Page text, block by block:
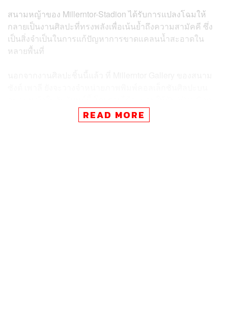
สนามหญ้าของ Millerntor-Stadion ได้รับการแปลงโฉมให้
กลายเป็นงานศิลปะที่ทรงพลังเพื่อเน้นย้ำถึงความสามัคคี ซึ่ง
เป็นสิ่งจำเป็นในการแก้ปัญหาการขาดแคลนน้ำสะอาดใน
หลายพื้นที่
READ MORE